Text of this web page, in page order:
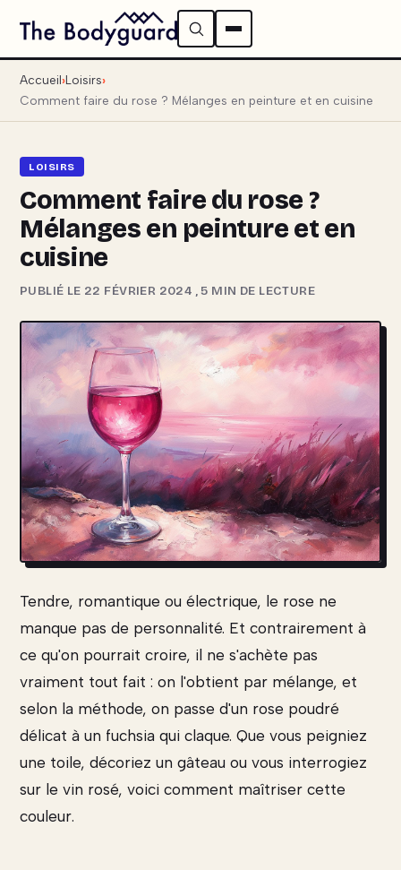
Accueil Loisirs
Comment faire du rose ? Mélanges en peinture et en cuisine
LOISIRS
Comment faire du rose ?
Mélanges en peinture et en
cuisine
PUBLIÉ LE 22 FÉVRIER 2024 , 5 MIN DE LECTURE
Tendre, romantique ou électrique, le rose ne
manque pas de personnalité. Et contrairement à
ce qu'on pourrait croire, il ne s'achète pas
vraiment tout fait : on l'obtient par mélange, et
selon la méthode, on passe d'un rose poudré
délicat à un fuchsia qui claque. Que vous peigniez
une toile, décoriez un gâteau ou vous interrogiez
sur le vin rosé, voici comment maîtriser cette
couleur.